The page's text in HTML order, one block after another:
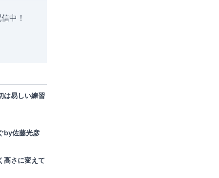
中！
は易しい練習
by佐藤光彦
高さに変えて